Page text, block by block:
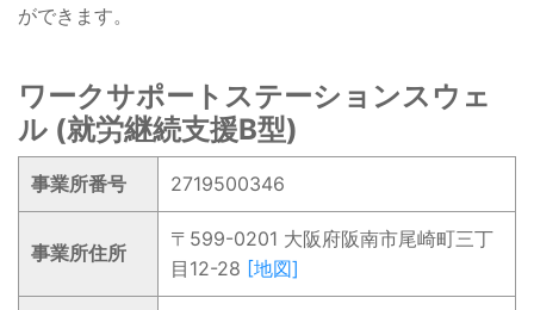
ができます。
ワークサポートステーションスウェ
ル (就労継続支援B型)
事業所番号 2719500346
事業所住所
〒599-0201 大阪府阪南市尾崎町三丁
目12-28 [地図]